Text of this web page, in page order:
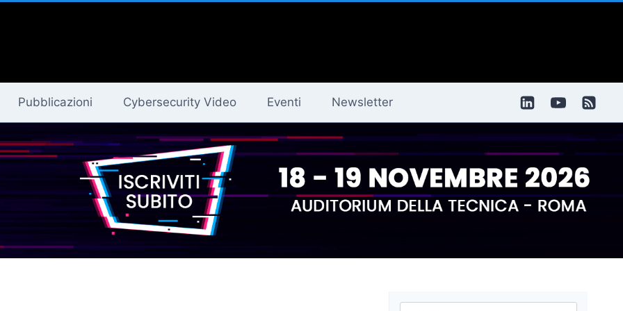
Pubblicazioni Cybersecurity Video Eventi Newsletter